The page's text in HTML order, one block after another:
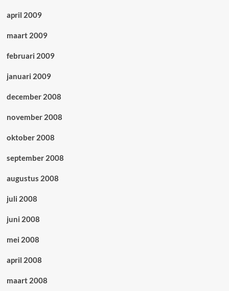
april 2009
maart 2009
februari 2009
januari 2009
december 2008
november 2008
oktober 2008
september 2008
augustus 2008
juli 2008
juni 2008
mei 2008
april 2008
maart 2008